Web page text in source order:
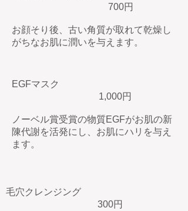
700円
​お顔そり後、古い角質が取れて乾燥し
がちなお肌に潤いを与えます。
EGFマスク
1,000円
​ノーベル賞受賞の物質EGFがお肌の新
陳代謝を活発にし、お肌にハリを与え
ます。
毛穴クレンジング
300円